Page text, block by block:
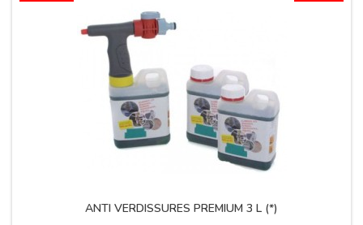
ANTI VERDISSURES PREMIUM 3 L (*)